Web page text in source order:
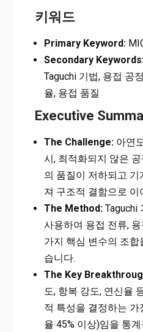
키워드
Primary Keyword:
Secondary
Taguchi 기법, 용접 공
율, 용접 품질
Executive
The Challenge:아연
시, 최적화되지 않은
의 품질이 저하되고
져 구조적 결함으로 이
The Method:Taguchi
사용하여 용접 전류,
가지 핵심 변수의 조
습니다.
The Key
도, 항복 강도, 연신율
적 특성을 결정하는
율 45% 이상)임을 통